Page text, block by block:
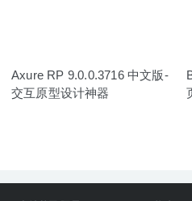
Axure RP 9.0.0.3716 中文版-
交互原型设计神器